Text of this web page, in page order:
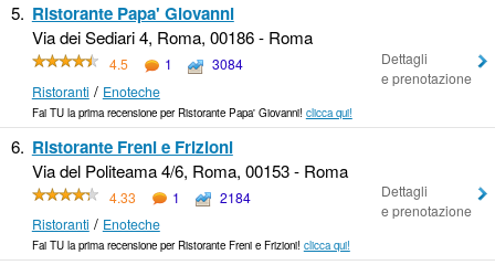
5. Ristorante Papa' Giovanni
Via dei Sediari 4, Roma, 00186 - Roma
4.5 1
3084
Ristoranti / Enoteche
Dettagli
e prenotazione
Fai TU la prima recensione per Ristorante Papa' Giovanni! clicca qui!
6. Ristorante Freni e Frizioni
Via del Politeama 4/6, Roma, 00153 - Roma
4.33 1
2184
Ristoranti / Enoteche
Dettagli
e prenotazione
Fai TU la prima recensione per Ristorante Freni e Frizioni! clicca qui!